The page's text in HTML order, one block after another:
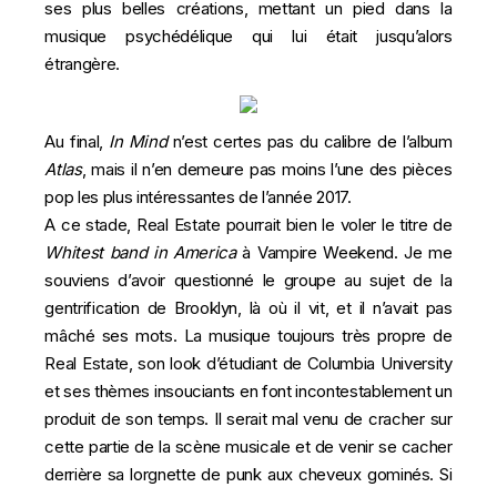
ses plus belles créations, mettant un pied dans la
musique psychédélique qui lui était jusqu’alors
étrangère.
Au final, In Mindn’est certes pas du calibre de l’album
Atlas, mais il n’en demeure pas moins l’une des pièces
pop les plus intéressantes de l’année 2017.
A ce stade, Real Estate pourrait bien le voler le titre de
Whitest band in Americaà Vampire Weekend. Je me
souviens d’avoir questionné le groupe au sujet de la
gentrification de Brooklyn, là où il vit, et il n’avait pas
mâché ses mots. La musique toujours très propre de
Real Estate, son look d’étudiant de Columbia University
et ses thèmes insouciants en font incontestablement un
produit de son temps. Il serait mal venu de cracher sur
cette partie de la scène musicale et de venir se cacher
derrière sa lorgnette de punk aux cheveux gominés. Si